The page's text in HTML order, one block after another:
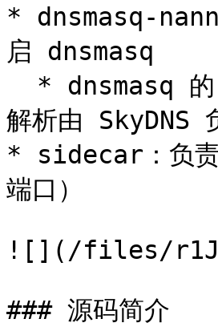
* dnsmasq-
启 dnsmasq
解析由 SkyDNS
* sidecar：负责
端口）
![](/files/
### 源码简介